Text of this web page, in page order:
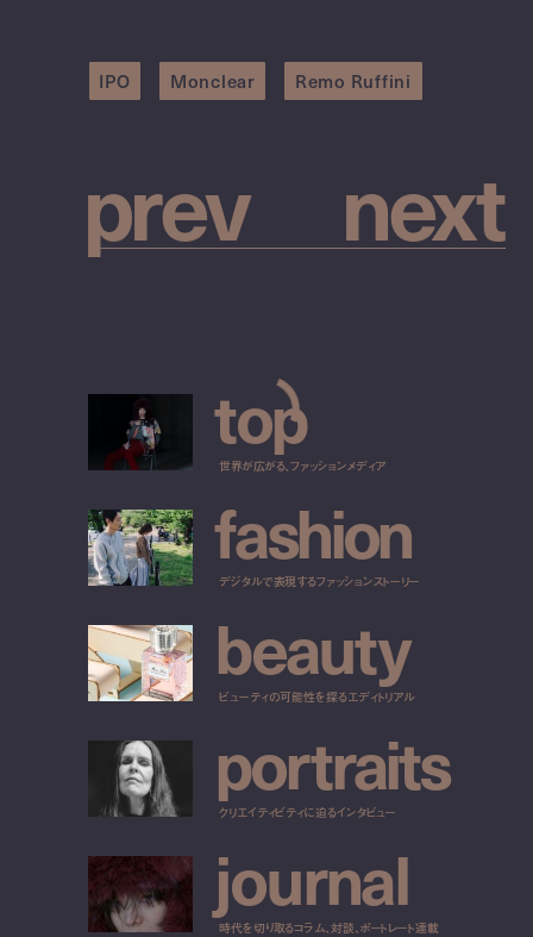
IPO Monclear Remo Ruffini
prev next
top
世界が広がる、ファッションメディア
fashion
デジタルで表現するファッションストーリー
beauty
ビューティの可能性を探るエディトリアル
portraits
クリエイティビティに迫るインタビュー
journal
時代を切り取るコラム、対談、ポートレート連載